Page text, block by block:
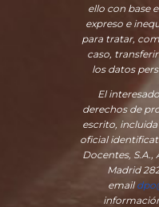
ello con base
expreso e
para tratar,
caso,
los datos
El
derechos de
escrito,
oficial
Docentes, S.A.,
Madrid
email